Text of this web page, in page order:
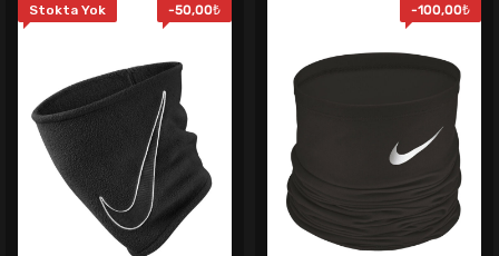
Stokta Yok -50,00₺ -100,00₺